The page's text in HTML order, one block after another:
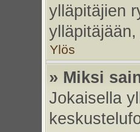
ylläpitäjien
Ylös
» Miksi
Jokaisella